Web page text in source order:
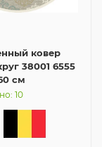
ковер
38001 6555
см
10